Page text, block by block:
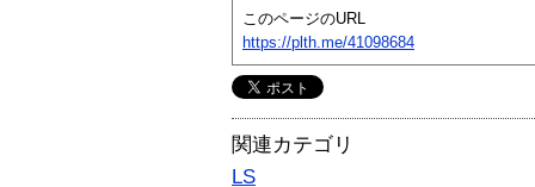
このページのURL
https://plth.me/41098684
関連カテゴリ
LS